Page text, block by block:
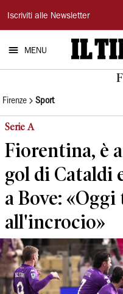
Il
Tirreno
Iscriviti alle Newsletter
MENU
Firenze Sport
Serie A
Fiorentina, è
gol di Cataldi
a Bove:
all'incrocio»